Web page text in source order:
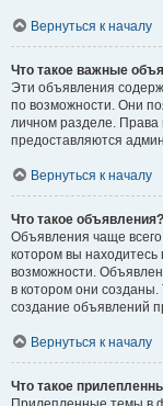
Вернуться к началу
Что такое важные
Эти объявления
по возможности. Они
личном разделе.
предоставляются
Вернуться к началу
Что такое объявления?
Объявления чаще
котором вы
возможности.
в котором они
создание объявлений
Вернуться к началу
Что такое